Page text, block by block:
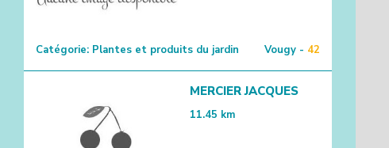
Catégorie: Plantes et produits du jardin Vougy - 42
MERCIER JACQUES
11.45 km